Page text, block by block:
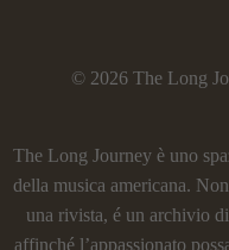
© 2026 The Long
The Long Journey è uno
della musica americana.
una rivista, é un archivio
affinché l’appassionato